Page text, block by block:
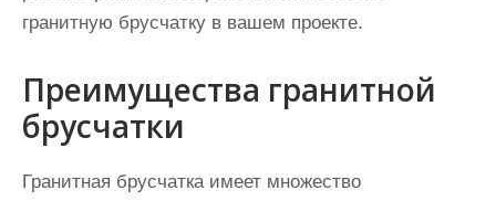
гранитную брусчатку в вашем проекте.
Преимущества гранитной
брусчатки
Гранитная брусчатка имеет множество